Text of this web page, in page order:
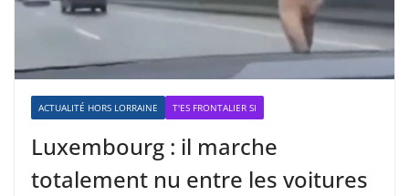
ACTUALITÉ HORS LORRAINE T'ES FRONTALIER SI
Luxembourg : il marche
totalement nu entre les voitures